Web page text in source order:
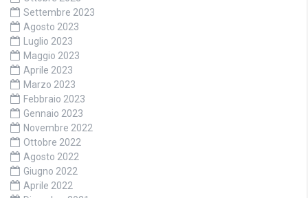
Settembre 2023
Agosto 2023
Luglio 2023
Maggio 2023
Aprile 2023
Marzo 2023
Febbraio 2023
Gennaio 2023
Novembre 2022
Ottobre 2022
Agosto 2022
Giugno 2022
Aprile 2022